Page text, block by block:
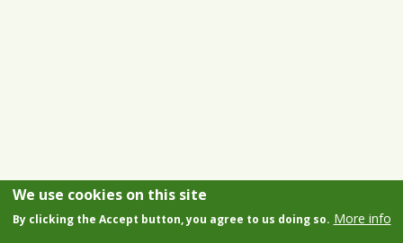
We use cookies on this site
By clicking the Accept button, you agree to us doing so. More info